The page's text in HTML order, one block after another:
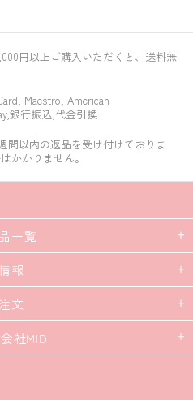
円以上ご購入いただくと、送料無
Maestro, American
銀行振込,代金引換
間以内の返品を受け付けておりま
かかりません。
一覧
情報
注文
社MID